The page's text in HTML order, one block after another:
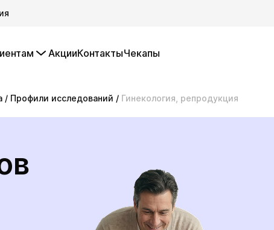
АкцииКонтактыЧекапы
/ Профили исследований / Гинекология, репродукция